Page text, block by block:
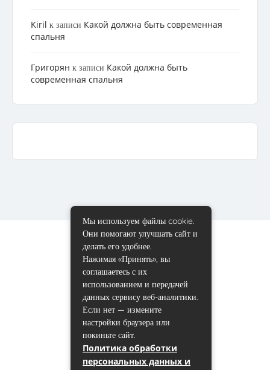
Kiril к записи Какой должна быть современная
спальня
Григорян к записи Какой должна быть
современная спальня
Мы используем файлы cookie.
Они помогают улучшать сайт и
делать его удобнее.
Нажимая «Принять», вы
соглашаетесь с их
использованием и передачей
данных сервису веб-аналитики.
Если нет — измените
настройки браузера или
покиньте сайт.
Политика обработки
персональных данных и